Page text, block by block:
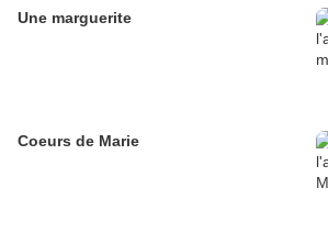
Une marguerite
Coeurs de Marie